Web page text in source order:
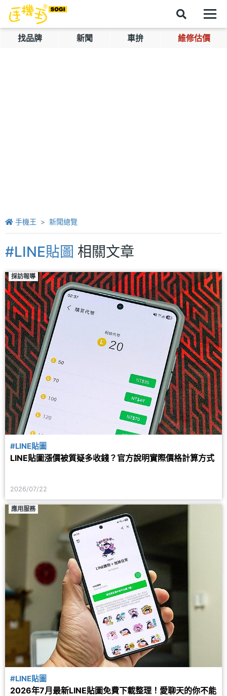
找品牌 新聞 車拚 維修估價
手機王 新聞總覽
#LINE貼圖 相關文章
採訪報導
#LINE貼圖
LINE貼圖漲價被質疑多收錢？官方說明實際價格計算方式
2026/07/22
應用服務
#LINE貼圖
2026年7月最新LINE貼圖免費下載整理！愛聊天的你不能